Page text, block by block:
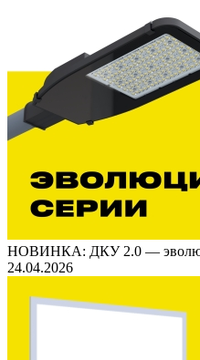
НОВИНКА: ДКУ 2.0 —
24.04.2026